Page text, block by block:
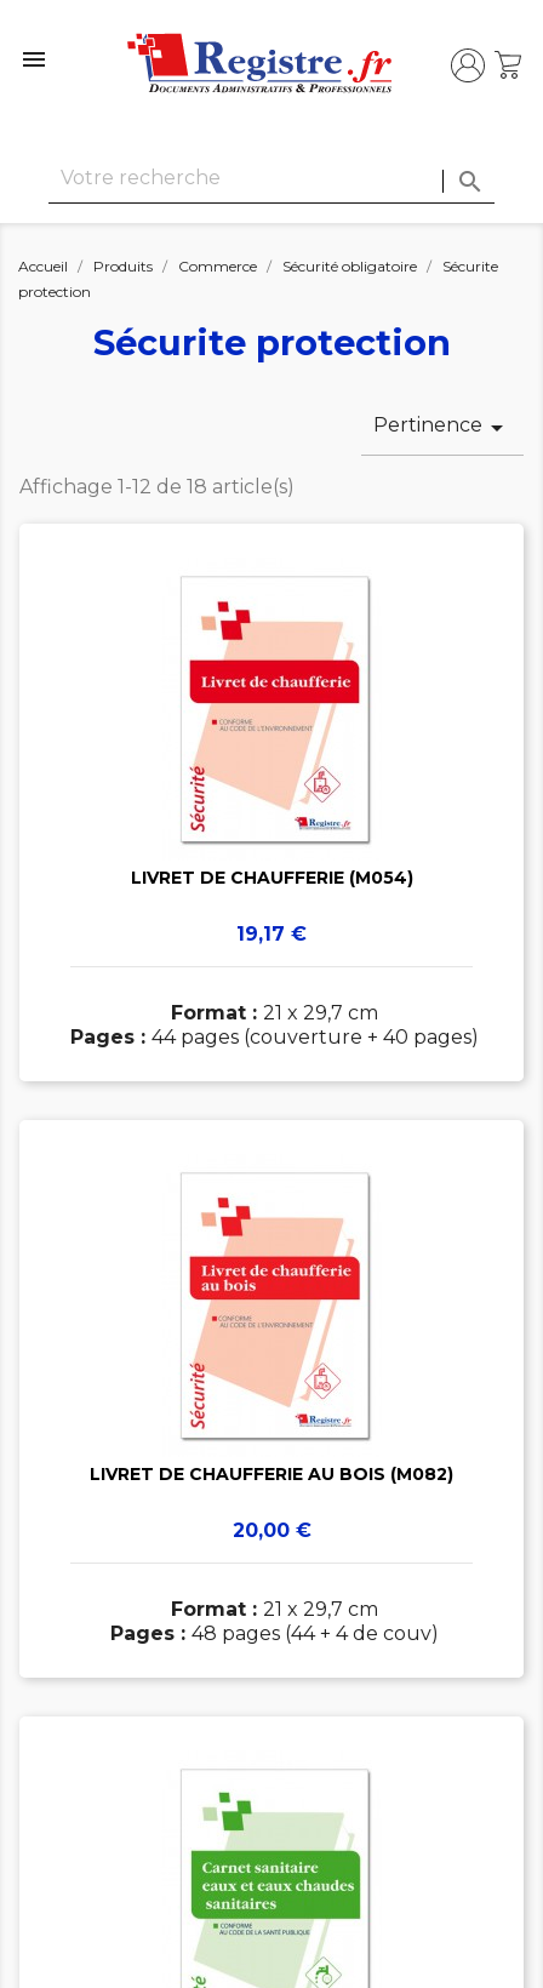


Accueil Produits Commerce Sécurité obligatoire
Sécurite
protection
Sécurite protection
Pertinence 
Affichage 1-12 de 18 article(s)


LIVRET DE CHAUFFERIE (M054)
Prix
19,17 €
Format : 21 x 29,7 cm
Pages : 44 pages (couverture + 40 pages)


LIVRET DE CHAUFFERIE AU BOIS (M082)
Prix
20,00 €
Format : 21 x 29,7 cm
Pages : 48 pages (44 + 4 de couv)
